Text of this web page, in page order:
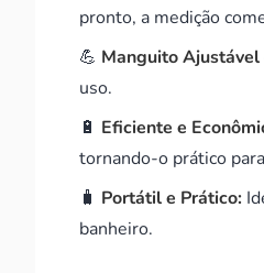
pronto, a medição
💪 Manguito
uso.
🔋 Eficiente e
tornando-o prático
🧳 Portátil e Prático:
banheiro.